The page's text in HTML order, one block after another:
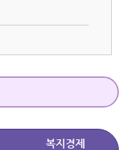
복지경제